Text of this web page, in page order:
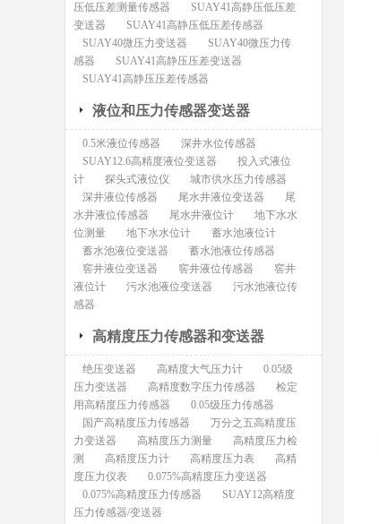
压低压差测量传感器
SUAY41高静压低压差
变送器
SUAY41高静压低压差传感器
SUAY40微压力变送器
SUAY40微压力传
感器
SUAY41高静压压差变送器
SUAY41高静压压差传感器
液位和压力传感器变送器
0.5米液位传感器
深井水位传感器
SUAY12.6高精度液位变送器
投入式液位
计
探头式液位仪
城市供水压力传感器
深井液位传感器
尾水井液位变送器
尾
水井液位传感器
尾水井液位计
地下水水
位测量
地下水水位计
蓄水池液位计
蓄水池液位变送器
蓄水池液位传感器
窖井液位变送器
窖井液位传感器
窖井
液位计
污水池液位变送器
污水池液位传
感器
高精度压力传感器和变送器
绝压变送器 高精度大气压力计
0.05级
压力变送器
高精度数字压力传感器
检定
用高精度压力传感器
0.05级压力传感器
国产高精度压力传感器
万分之五高精度压
力变送器
高精度压力测量
高精度压力检
测
高精度压力计 高精度压力表
高精
度压力仪表
0.075%高精度压力变送器
0.075%高精度压力传感器
SUAY12高精度
压力传感器/变送器